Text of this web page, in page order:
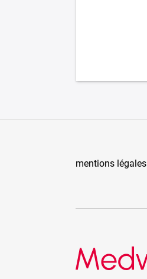
mentions légales
Medworld AG